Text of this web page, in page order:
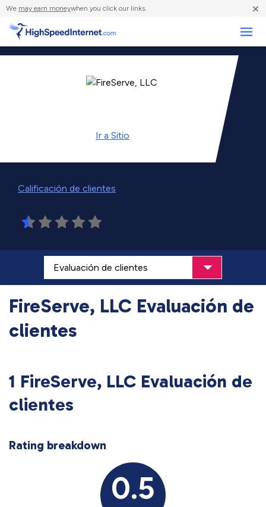
We may earn moneywhen you click our links. ×
Ir a Sitio
Calificación de clientes
FireServe, LLC Evaluación de
clientes
1 FireServe, LLC Evaluación de
clientes
Rating breakdown
0.5